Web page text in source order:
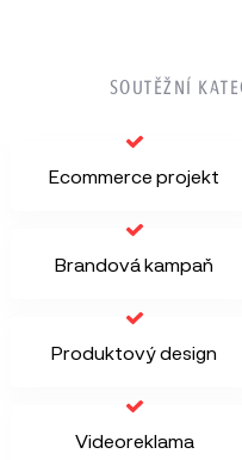
SOUTĚŽNÍ
Ecommerce projekt
Brandová kampaň
Produktový design
Videoreklama